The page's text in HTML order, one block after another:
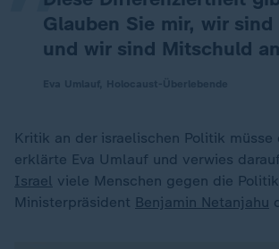
Glauben Sie mir, wir sind
und wir sind Mitschuld
Kritik an der israelischen Politik müsse
erklärte Eva Umlauf und verwies
Israel viele Menschen gegen die
Ministerpräsident Benjamin Netanjahu